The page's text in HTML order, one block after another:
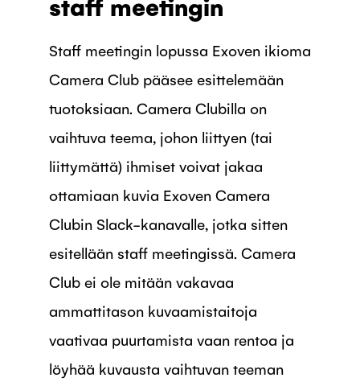
staff meetingin
Staff meetingin lopussa Exoven ikioma
Camera Club pääsee esittelemään
tuotoksiaan. Camera Clubilla on
vaihtuva teema, johon liittyen (tai
liittymättä) ihmiset voivat jakaa
ottamiaan kuvia Exoven Camera
Clubin Slack-kanavalle, jotka sitten
esitellään staff meetingissä. Camera
Club ei ole mitään vakavaa
ammattitason kuvaamistaitoja
vaativaa puurtamista vaan rentoa ja
löyhää kuvausta vaihtuvan teeman